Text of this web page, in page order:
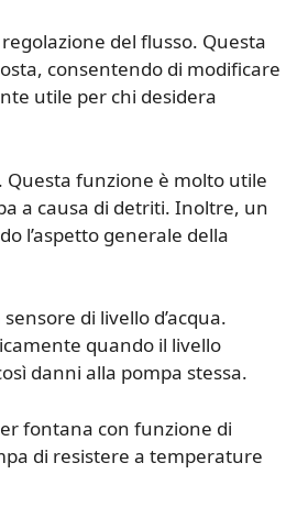
del flusso. Questa
consentendo di modificare
utile per chi desidera
funzione è molto utile
a causa di detriti. Inoltre, un
l’aspetto generale della
di livello d’acqua.
quando il livello
danni alla pompa stessa.
fontana con funzione di
di resistere a temperature